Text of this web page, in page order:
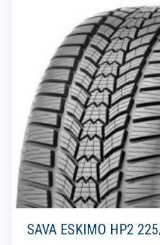
SAVA ESKIMO HP2